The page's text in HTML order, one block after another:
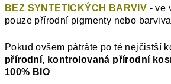
BEZ SYNTETICKÝCH BARVIV - ve
pouze přírodní pigmenty nebo
Pokud ovšem pátráte po té nejčistší
přírodní, kontrolovaná přírodní
100% BIO